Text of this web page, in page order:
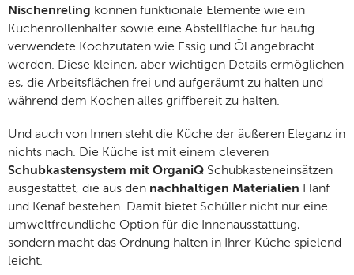
Nischenreling können funktionale Elemente wie ein
Küchenrollenhalter sowie eine Abstellfläche für häufig
verwendete Kochzutaten wie Essig und Öl angebracht
werden. Diese kleinen, aber wichtigen Details ermöglichen
es, die Arbeitsflächen frei und aufgeräumt zu halten und
während dem Kochen alles griffbereit zu halten.
Und auch von Innen steht die Küche der äußeren Eleganz in
nichts nach. Die Küche ist mit einem cleveren
Schubkastensystem mit OrganiQ Schubkasteneinsätzen
ausgestattet, die aus den nachhaltigen Materialien Hanf
und Kenaf bestehen. Damit bietet Schüller nicht nur eine
umweltfreundliche Option für die Innenausstattung,
sondern macht das Ordnung halten in Ihrer Küche spielend
leicht.